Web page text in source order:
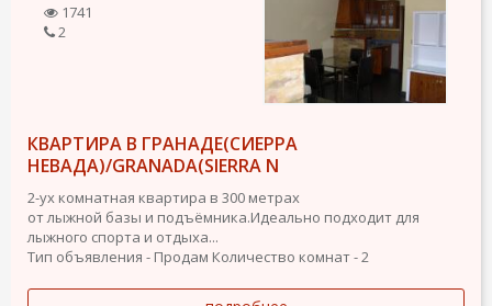
1741
2
КВАРТИРА В ГРАНАДЕ(СИЕРРА
НЕВАДА)/GRANADA(SIERRA N
2-ух комнатная квартира в 300 метрах
от лыжной базы и подъёмника.Идеально подходит для
лыжного спорта и отдыха...
Тип объявления - Продам Количество комнат - 2